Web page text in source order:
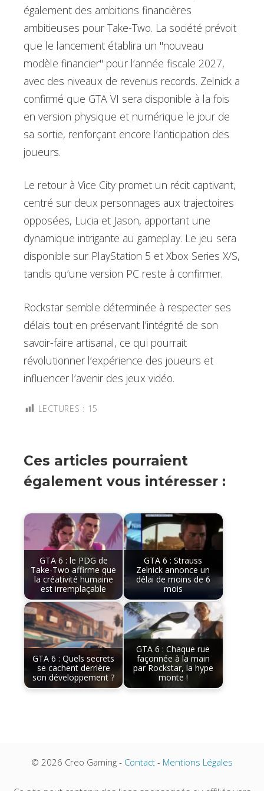
également des ambitions financières
ambitieuses pour Take-Two. La société prévoit
que le lancement établira un "nouveau
modèle financier" pour l’année fiscale 2027,
avec des niveaux de revenus records. Zelnick a
confirmé que GTA VI sera disponible à la fois
en version physique et numérique le jour de
sa sortie, renforçant encore l’anticipation des
joueurs.
Le retour à Vice City promet un récit captivant,
centré sur deux personnages aux trajectoires
opposées, Lucia et Jason, apportant une
dynamique intrigante au gameplay. Le jeu sera
disponible sur PlayStation 5 et Xbox Series X/S,
tandis qu’une version PC reste à confirmer.
Rockstar semble déterminée à respecter ses
délais tout en préservant l’intégrité de son
savoir-faire artisanal, ce qui pourrait
révolutionner l’expérience des joueurs et
influencer l’avenir des jeux vidéo.
LECTURES : 15
Ces articles pourraient
également vous intéresser :
GTA 6 : le PDG de
Take-Two affirme que
la créativité humaine
est irremplaçable
GTA 6 : Strauss
Zelnick annonce un
délai de moins de 6
mois
GTA 6 : Quels secrets
se cachent derrière
son développement ?
GTA 6 : Chaque rue
façonnée à la main
par Rockstar, la hype
monte !
© 2026 Creo Gaming - Contact - Mentions Légales